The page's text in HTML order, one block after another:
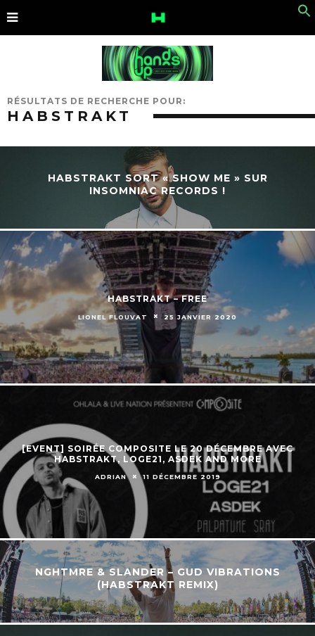
RÉSULTATS DE RECHERCHE POUR:
HABSTRAKT
HABSTRAKT SORT « SHOW ME » SUR
INSOMNIAC RECORDS !
HABSTRAKT – FREE
LIONEL FLOUVAT 25 JANVIER 2020
[EVENT] SOIRÉE COMPOSITE LE 20 DÉCEMBRE AVEC
HABSTRAKT, LOGE21, ASDEK AND MORE
ADRIAN 11 DÉCEMBRE 2019
NGHTMRE & SLANDER – GUD VIBRATIONS
(HABSTRAKT REMIX)